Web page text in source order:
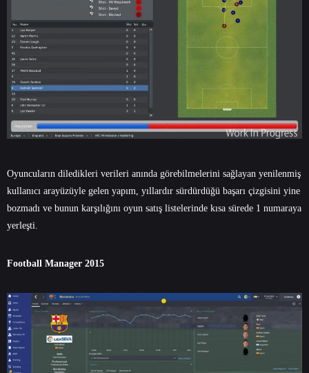
Oyuncuların diledikleri verileri anında görebilmelerini sağlayan yenilenmiş
kullanıcı arayüzüyle gelen yapım, yıllardır sürdürdüğü başarı çizgisini yine
bozmadı ve bunun karşılığını oyun satış listelerinde kısa sürede 1 numaraya
yerleşti.
Football Manager 2015